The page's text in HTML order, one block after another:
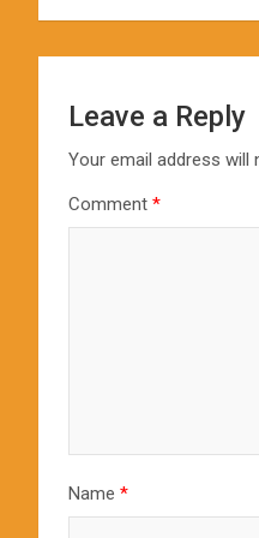
Leave a Reply
Your email address will
Comment *
Name *